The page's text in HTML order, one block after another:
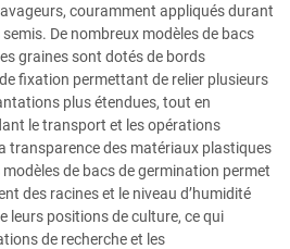
couramment appliqués durant
De nombreux modèles de bacs
graines sont dotés de bords
fixation permettant de relier plusieurs
plus étendues, tout en
le transport et les opérations
transparence des matériaux plastiques
de bacs de germination permet
des racines et le niveau d’humidité
leurs positions de culture, ce qui
de recherche et les